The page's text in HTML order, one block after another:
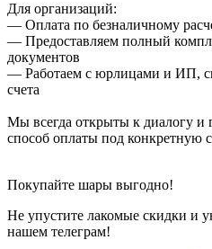
Для организаций:
— Оплата по безналичному
— Предоставляем полный
документов
— Работаем с юрлицами и ИП,
счета
Мы всегда открыты к диалогу и
способ оплаты под конкретную
Покупайте шары выгодно!
Не упустите лакомые скидки и
нашем телеграм!